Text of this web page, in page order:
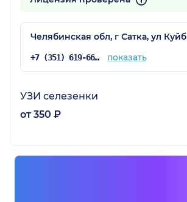
Челябинская обл, г Сатка, ул
+7 (351) 619-66-63 показать
УЗИ селезенки
от 350 ₽